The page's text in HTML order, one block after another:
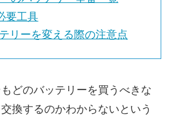
要工具
リーを変える際の注意点
どのバッテリーを買うべきな
換するのかわからないという